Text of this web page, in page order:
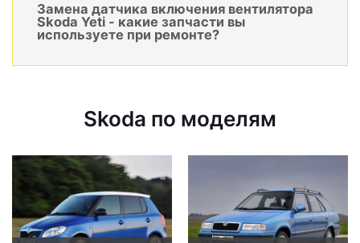
Замена датчика включения вентилятора
Skoda Yeti - какие запчасти вы
используете при ремонте?
Skoda по моделям